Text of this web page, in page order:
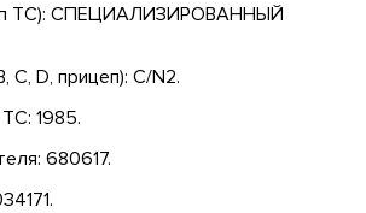
ТС): СПЕЦИАЛИЗИРОВАННЫЙ
C, D, прицеп): C/N2.
1985.
680617.